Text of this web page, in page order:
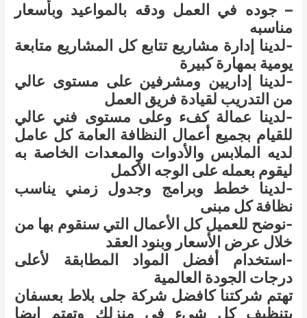
– جوده في العمل ودقه بالمواعيد وبأسعار
مناسبه
-لدينا إدارة مشاريع تتابع كل المشاريع متابعة
يومية بمهارة كبيرة
-لدينا إداريين ومشرفين على مستوى عالي
من التدريب لقيادة فريق العمل
-لدينا عمالة كفء وعلى مستوى فني عالي
للقيام بجميع أعمال النظافة العامة كل عامل
لديه الملابس والأدوات والمعدات الخاصة به
ليقوم بعمله على الوجه الأكمل
-لدينا خطط وبرامج وجدول زمني يناسب
نظافة كل مبنى
-نوضح للعميل كل الأعمال التي سنقوم بها من
خلال عرض الأسعار وبنود العقد
-استخدام أفضل المواد المطابقة لأعلى
درجات الجودة العالمية
تهتم شركتنا كافضل شركة جلى بلاط بعسفان
بتنظيف كل شىء فى منزلك وتهتم ايضا